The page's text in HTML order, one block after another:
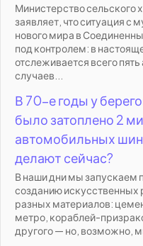
Министерство сельского
заявляет, что ситуация с
нового мира в
под контролем: в
отслеживается всего
случаев...
В 70-е годы у
было затоплено 2
автомобильных
делают сейчас?
В наши дни мы запускаем
созданию искусственных
разных материалов:
метро, кораблей-
другого — но, возможно,